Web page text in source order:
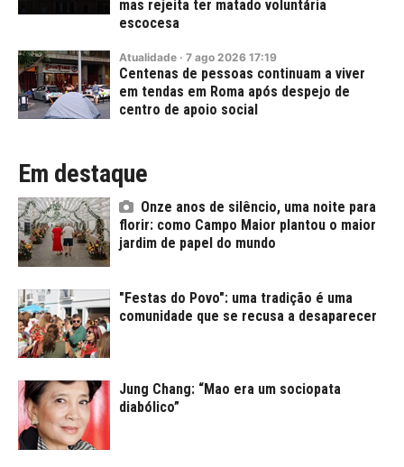
mas rejeita ter matado voluntária
escocesa
Atualidade · 7 ago 2026 17:19
Centenas de pessoas continuam a viver
em tendas em Roma após despejo de
centro de apoio social
Em destaque
Onze anos de silêncio, uma noite para
florir: como Campo Maior plantou o maior
jardim de papel do mundo
"Festas do Povo": uma tradição é uma
comunidade que se recusa a desaparecer
Jung Chang: “Mao era um sociopata
diabólico”